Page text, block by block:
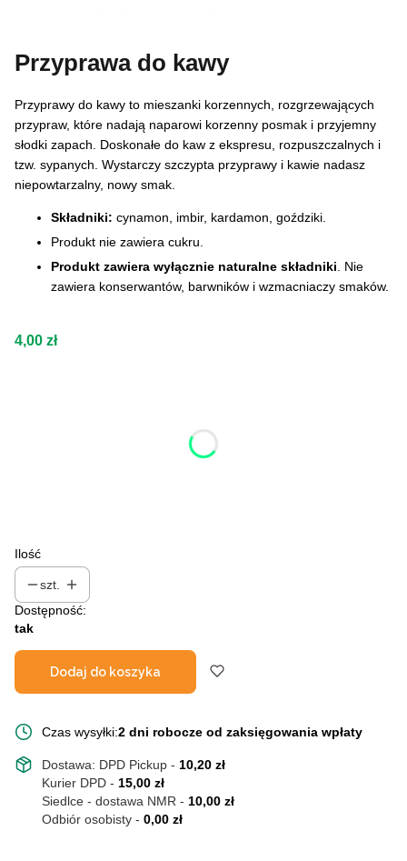
Przyprawa do kawy
Przyprawy do kawy to mieszanki korzennych, rozgrzewających
przypraw, które nadają naparowi korzenny posmak i przyjemny
słodki zapach. Doskonałe do kaw z ekspresu, rozpuszczalnych i
tzw. sypanych. Wystarczy szczypta przyprawy i kawie nadasz
niepowtarzalny, nowy smak.
Składniki: cynamon, imbir, kardamon, goździki.
Produkt nie zawiera cukru.
Produkt zawiera wyłącznie naturalne składniki . Nie
zawiera konserwantów, barwników i wzmacniaczy smaków.
Cena
4,00 zł
Ilość
szt.
Dostępność:
tak
Dodaj do koszyka
Czas wysyłki:2 dni robocze od zaksięgowania wpłaty
Dostawa: DPD Pickup - 10,20 zł
Kurier DPD - 15,00 zł
Siedlce - dostawa NMR - 10,00 zł
Odbiór osobisty - 0,00 zł